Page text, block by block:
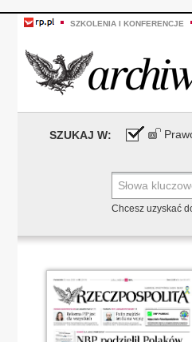
SZKOLENIA I KONFERENCJE
SZUKAJ W:
Chcesz uzyskać